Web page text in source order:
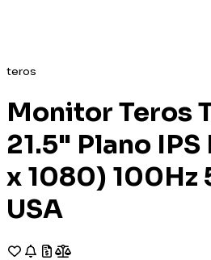
teros
Monitor Teros
21.5" Plano IPS
x 1080) 100Hz
USA